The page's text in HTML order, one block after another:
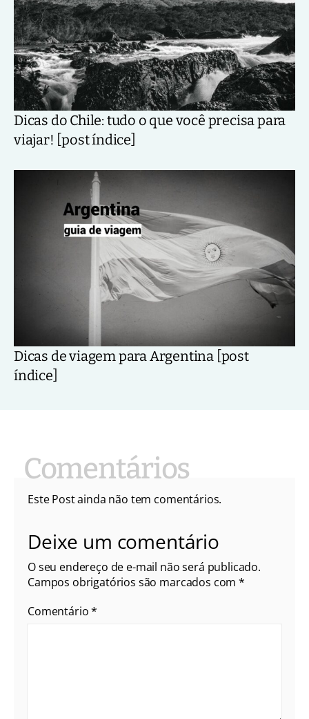
Dicas do Chile: tudo o que você precisa para
viajar! [post índice]
Dicas de viagem para Argentina [post
índice]
Este Post ainda não tem comentários.
Deixe um comentário
O seu endereço de e-mail não será publicado.
Campos obrigatórios são marcados com*
Comentário*